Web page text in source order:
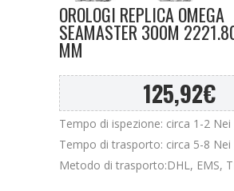
OROLOGI REPLICA OMEGA
SEAMASTER 300M
MM
125,92€
Tempo di ispezione: circa 1-2
Tempo di trasporto: circa 5-8 Nei
Metodo di trasporto:DHL, EMS,